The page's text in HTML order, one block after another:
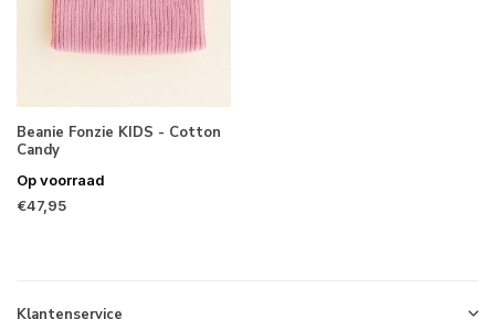
Beanie Fonzie KIDS - Cotton
Candy
Op voorraad
€47,95
Klantenservice